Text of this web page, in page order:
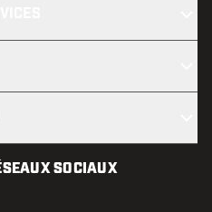
SOCIAUX